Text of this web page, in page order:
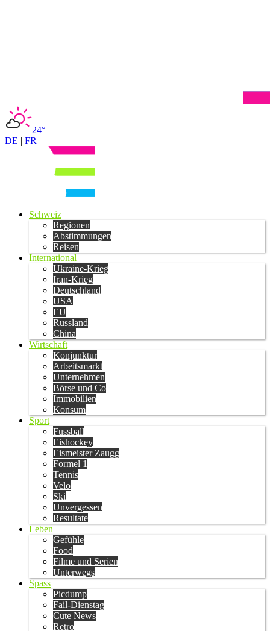
24°
DE | FR
Schweiz
Regionen
Abstimmungen
Reisen
International
Ukraine-Krieg
Iran-Krieg
Deutschland
USA
EU
Russland
China
Wirtschaft
Konjunktur
Arbeitsmarkt
Unternehmen
Börse und Co
Immobilien
Konsum
Sport
Fussball
Eishockey
Eismeister Zaugg
Formel 1
Tennis
Velo
Ski
Unvergessen
Resultate
Leben
Gefühle
Food
Filme und Serien
Unterwegs
Spass
Picdump
Fail-Dienstag
Cute News
Retro